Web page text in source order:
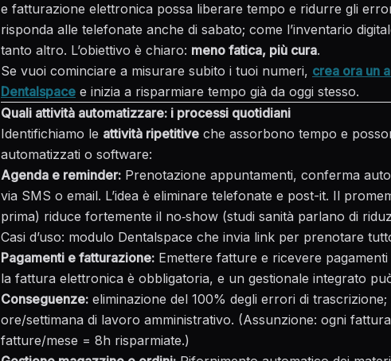
e fatturazione elettronica possa liberare tempo e ridurre gli
risponda alle telefonate anche di sabato; come l’inventario
tanto altro. L’obiettivo è chiaro: meno fatica, più cura.
Se vuoi cominciare a misurare subito i tuoi numeri, crea ora un
Dentalspace e inizia a risparmiare tempo già da oggi stesso.
Quali attività automatizzare: i processi quotidiani
Identifichiamo le attività ripetitive che assorbono tempo e
automatizzati o software:
Agenda e reminder: Prenotazione appuntamenti, conferma
via SMS o email. L’idea è eliminare telefonate e post-it. Il
prima) riduce fortemente il no‑show (studi sanità parlano di
Casi d’uso: modulo Dentalspace che invia link per prenotare
Pagamenti e fatturazione: Emettere fatture e ricevere
la fattura elettronica è obbligatoria, e un gestionale integrato
Conseguenze: eliminazione del 100% degli errori di
ore/settimana di lavoro amministrativo. (Assunzione: ogni
fatture/mese = 8h risparmiate.)